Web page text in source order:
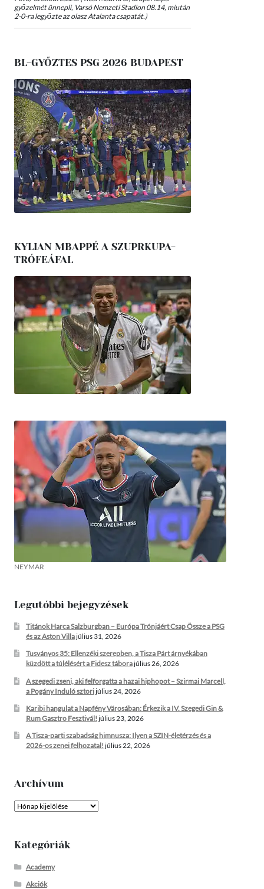
győzelmét ünnepli, Varsó Nemzeti Stadion 08.14, miután
2-0-ra legyőzte az olasz Atalanta csapatát.)
BL-GYŐZTES PSG 2026 BUDAPEST
KYLIAN MBAPPÉ A SZUPRKUPA-
TRÓFEÁFAL
NEYMAR
Legutóbbi bejegyzések
Titánok Harca Salzburgban – Európa Trónjáért Csap Össze a PSG
és az Aston Villajúlius 31, 2026
Tusványos 35: Ellenzéki szerepben, a Tisza Párt árnyékában
küzdött a túlélésért a Fidesz táborajúlius 26, 2026
A szegedi zseni, aki felforgatta a hazai hiphopot – Szirmai Marcell,
a Pogány Induló sztorijúlius 24, 2026
Karibi hangulat a Napfény Városában: Érkezik a IV. Szegedi Gin &
Rum Gasztro Fesztivál! július 23, 2026
A Tisza-parti szabadság himnusza: Ilyen a SZIN-életérzés és a
2026-os zenei felhozatal! július 22, 2026
Archívum
Archívum
Kategóriák
Academy
Akciók